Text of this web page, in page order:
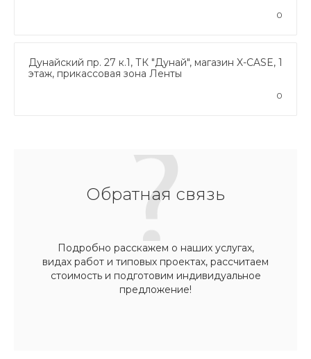
0
Дунайский пр. 27 к.1, ТК "Дунай", магазин X-CASE, 1
этаж, прикассовая зона Ленты
0
Обратная связь
Подробно расскажем о наших услугах,
видах работ и типовых проектах, рассчитаем
стоимость и подготовим индивидуальное
предложение!